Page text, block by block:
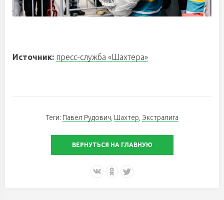
Источник: пресс-служба «Шахтера»
Теги: Павел Рудович, Шахтер, Экстралига
ВЕРНУТЬСЯ НА ГЛАВНУЮ